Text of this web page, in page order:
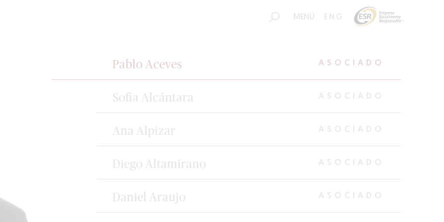
MENÚ ENG
Pablo Aceves ASOCIADO
Sofía Alcántara ASOCIADO
Ana Alpízar ASOCIADO
Diego Altamirano ASOCIADO
Daniel Araujo ASOCIADO